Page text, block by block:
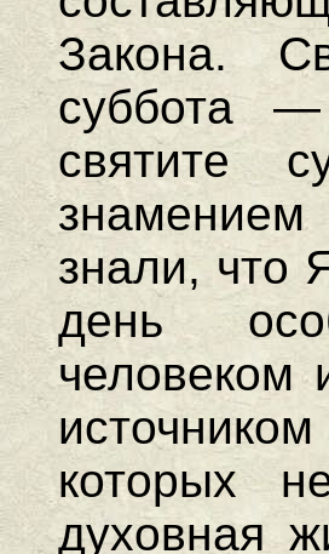
Закона.
суббота
святите
знали, что
день
человеком
которых
духовная